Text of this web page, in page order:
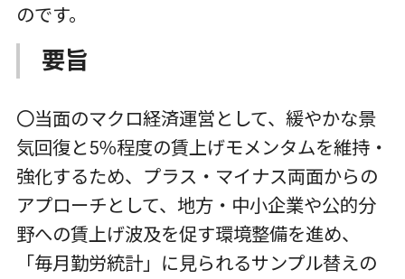
のです。
要旨
〇当面のマクロ経済運営として、緩やかな景
気回復と5％程度の賃上げモメンタムを維持・
強化するため、プラス・マイナス両面からの
アプローチとして、地方・中小企業や公的分
野への賃上げ波及を促す環境整備を進め、
「毎月勤労統計」に見られるサンプル替えの